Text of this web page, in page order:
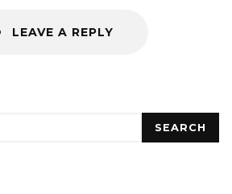
LEAVE A REPLY
SEARCH